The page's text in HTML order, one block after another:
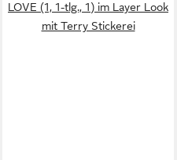
LOVE (1, 1-tlg., 1) im Layer Look
mit Terry Stickerei